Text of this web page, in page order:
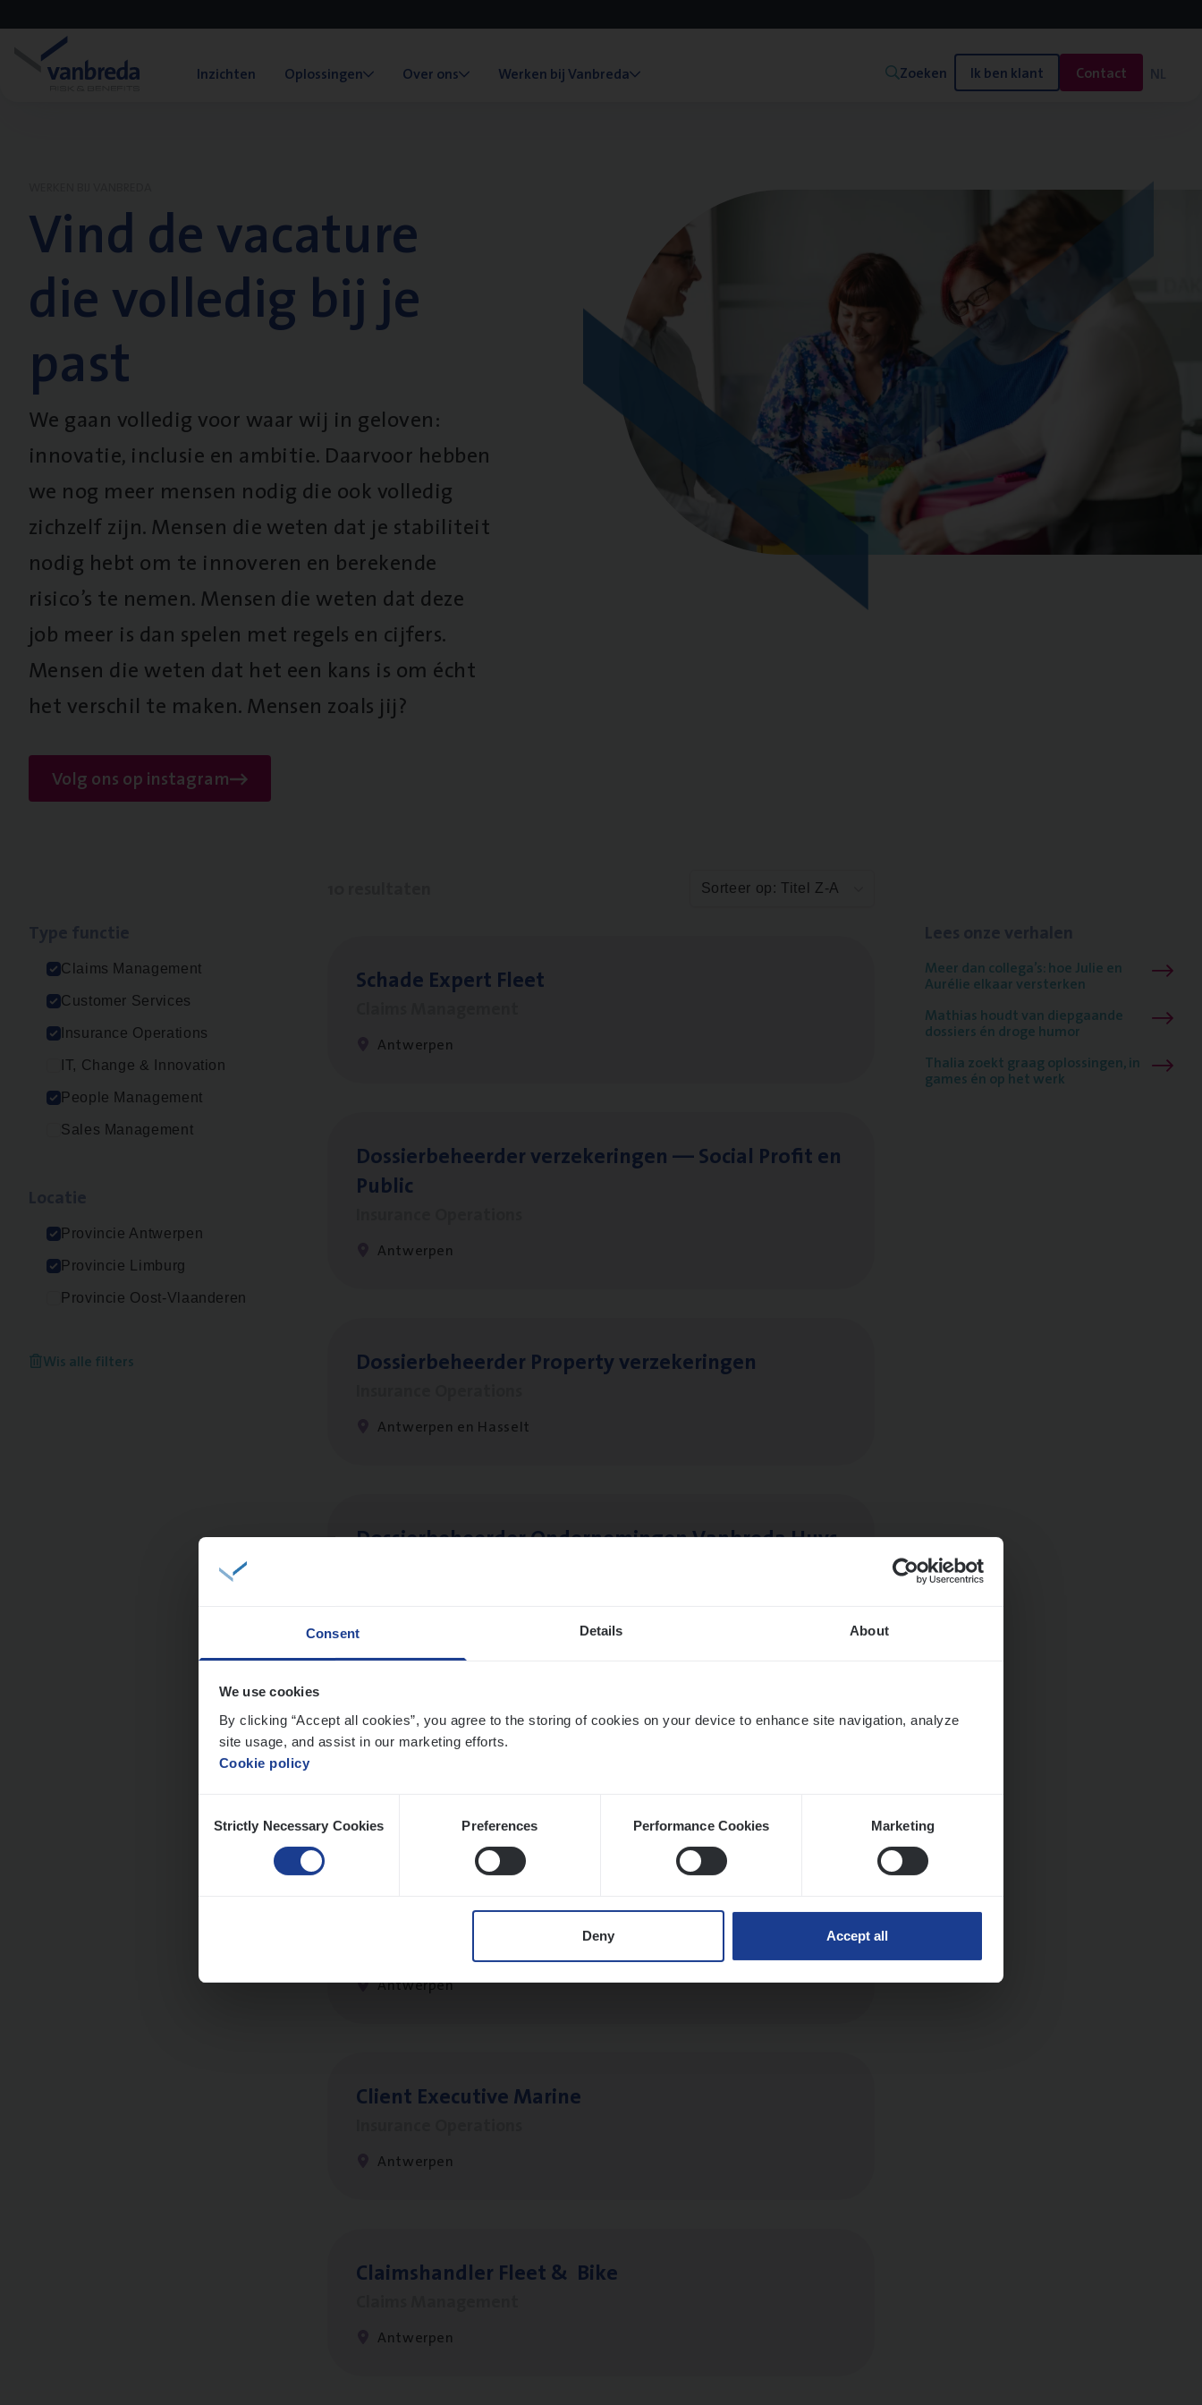
Consent Details About
We use cookies
By clicking “Accept all cookies”, you agree to the storing of cookies on your device to enhance site navigation, analyze
site usage, and assist in our marketing efforts.
Cookie policy
Selection
Strictly Necessary Cookies Preferences Performance Cookies Marketing
Deny Accept all
Inzichten Oplossingen Over ons Werken bij Vanbreda Zoeken Ik ben klant Contact NL
Vind de vacature
die volledig bij je
past
We gaan volledig voor waar wij in geloven:
innovatie, inclusie en ambitie. Daarvoor hebben
we nog meer mensen nodig die ook volledig
zichzelf zijn. Mensen die weten dat je stabiliteit
nodig hebt om te innoveren en berekende
risico’s te nemen. Mensen die weten dat deze
job meer is dan spelen met regels en cijfers.
Mensen die weten dat het een kans is om écht
het verschil te maken. Mensen zoals jij?
Volg ons op instagram
Claims Management
Customer Services
Insurance Operations
IT, Change & Innovation
People Management
Sales Management
Provincie Antwerpen
Provincie Limburg
Provincie Oost-Vlaanderen
Wis alle filters
Sorteer op: Titel Z-A
Scha­de Expert Fleet
Antwerpen
Dos­sier­be­heer­der ver­ze­ke­rin­gen — Soci­al Pro­fit en
Public
Antwerpen
Dos­sier­be­heer­der Pro­per­ty verzekeringen
Antwerpen en Hasselt
Dos­sier­be­heer­der Onder­ne­min­gen Van­b­re­da Huys­
Dos­sier­be­heer­der Gewaar­borgd Inkomen
Cus­to­mer Care Expert Hospitalisatieverzekeringen
Antwerpen
Client Exe­cu­ti­ve Marine
Antwerpen
Claims­hand­ler Fleet& Bike
Antwerpen
Meer dan collega’s: hoe Julie en
Aurélie elkaar versterken
Mathias houdt van diepgaande
dossiers én droge humor
Thalia zoekt graag oplossingen, in
games én op het werk